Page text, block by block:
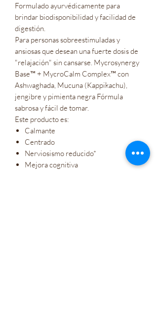
Formulado ayurvédicamente para
brindar biodisponibilidad y facilidad de
digestión.
Para personas sobreestimuladas y
ansiosas que desean una fuerte dosis de
"relajación" sin cansarse. Mycrosynergy
Base™ + MycroCalm Complex™ con
Ashwaghada, Mucuna (Kappikachu),
jengibre y pimienta negra Fórmula
sabrosa y fácil de tomar.
Este producto es:
Calmante
Centrado
Nerviosismo reducido*
Mejora cognitiva